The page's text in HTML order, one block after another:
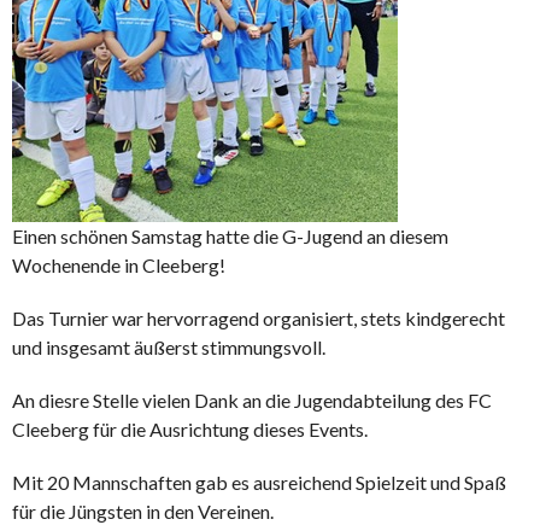
Einen schönen Samstag hatte die G-Jugend an diesem
Wochenende in Cleeberg!
Das Turnier war hervorragend organisiert, stets kindgerecht
und insgesamt äußerst stimmungsvoll.
An diesre Stelle vielen Dank an die Jugendabteilung des FC
Cleeberg für die Ausrichtung dieses Events.
Mit 20 Mannschaften gab es ausreichend Spielzeit und Spaß
für die Jüngsten in den Vereinen.